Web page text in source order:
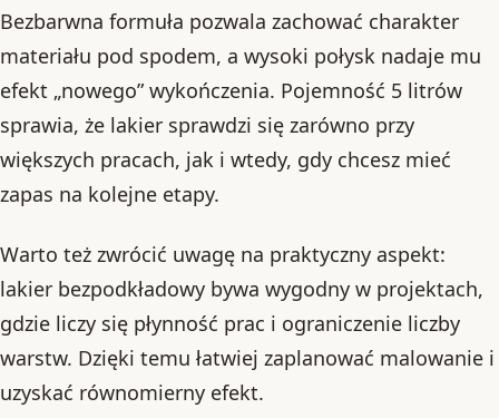
Bezbarwna formuła pozwala zachować charakter
materiału pod spodem, a wysoki połysk nadaje mu
efekt „nowego” wykończenia. Pojemność 5 litrów
sprawia, że lakier sprawdzi się zarówno przy
większych pracach, jak i wtedy, gdy chcesz mieć
zapas na kolejne etapy.
Warto też zwrócić uwagę na praktyczny aspekt:
lakier bezpodkładowy bywa wygodny w projektach,
gdzie liczy się płynność prac i ograniczenie liczby
warstw. Dzięki temu łatwiej zaplanować malowanie i
uzyskać równomierny efekt.